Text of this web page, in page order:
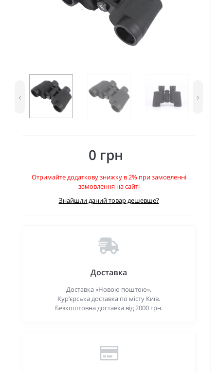
‹ ›
0 грн
Отримайте додаткову знижку в 2% при замовленні
замовлення на сайті
Знайшли даний товар дешевше?
Доставка
Доставка «Новою поштою».
Кур’єрська доставка по місту Київ.
Безкоштовна доставка від 2000 грн.